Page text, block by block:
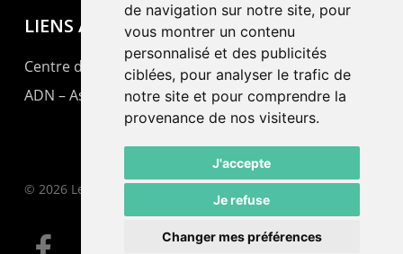
de navigation sur notre site, pour
vous montrer un contenu
personnalisé et des publicités
ciblées, pour analyser le trafic de
notre site et pour comprendre la
provenance de nos visiteurs.
J'accepte
Je refuse
Changer mes préférences
LIENS AMIS
Centre de culture ABC
ADN – Association Danse Neuchâtel
© 2026 Le Pommier.
facebook email